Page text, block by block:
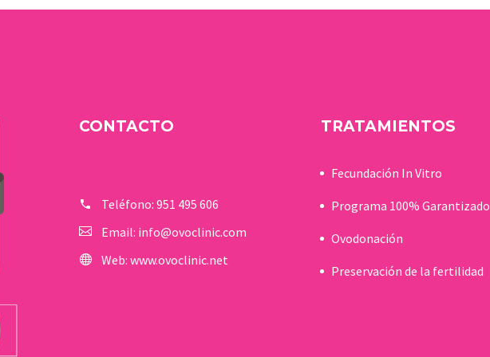
fundador…
CONTACTO
Teléfono: 951 495 606
Email: info@ovoclinic.com
Web: www.ovoclinic.net
TRATAMIENTOS
Fecundación In Vitro
Programa 100% Garantizado
Ovodonación
Preservación de la fertilidad